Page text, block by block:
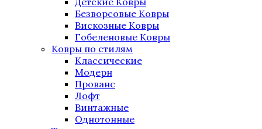
Безворсовые Ковры
Вискозные Ковры
Гобеленовые Ковры
Ковры по стилям
Классические
Модерн
Прованс
Лофт
Винтажные
Однотонные